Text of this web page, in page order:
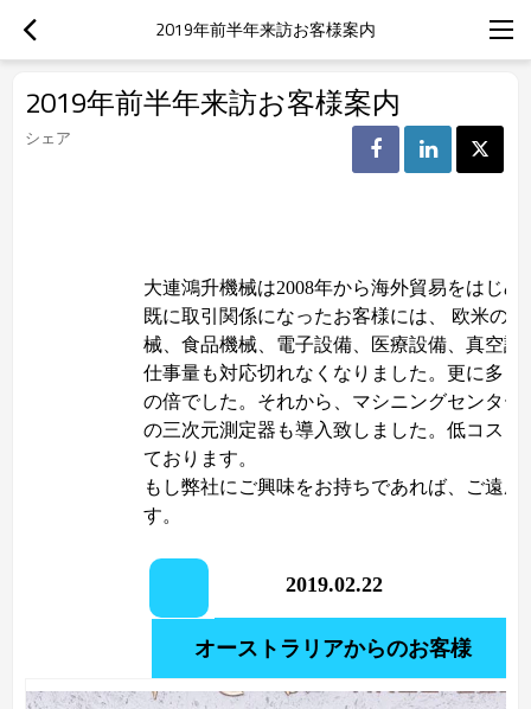
2019年前半年来訪お客様案内
2019年前半年来訪お客様案内
シェア
大連鴻升機械は2008年から海外貿易をはじ
既に取引関係になったお客様には、 欧米の
械、食品機械、電子設備、医療設備、真空
仕事量も対応切れなくなりました。更に多
の倍でした。それから、マシニングセンタ
の三次元測定器も導入致しました。低コス
ております。
もし弊社にご興味をお持ちであれば、ご遠
す。
2019.02.22
オーストラリアからのお客様